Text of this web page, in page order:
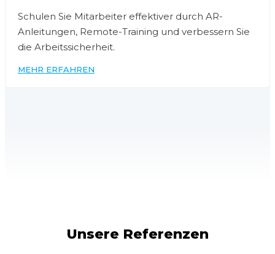
Schulen Sie Mitarbeiter effektiver durch AR-
Anleitungen, Remote-Training und verbessern Sie
die Arbeitssicherheit.
MEHR ERFAHREN
Unsere Referenzen